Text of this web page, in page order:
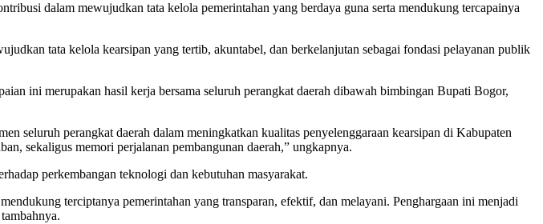
dalam mewujudkan tata kelola pemerintahan yang berdaya guna serta mendukung tercapainya
tata kelola kearsipan yang tertib, akuntabel, dan berkelanjutan sebagai fondasi pelayanan publik
ini merupakan hasil kerja bersama seluruh perangkat daerah dibawah bimbingan Bupati Bogor,
seluruh perangkat daerah dalam meningkatkan kualitas penyelenggaraan kearsipan di Kabupaten
sekaligus memori perjalanan pembangunan daerah,” ungkapnya.
perkembangan teknologi dan kebutuhan masyarakat.
terciptanya pemerintahan yang transparan, efektif, dan melayani. Penghargaan ini menjadi